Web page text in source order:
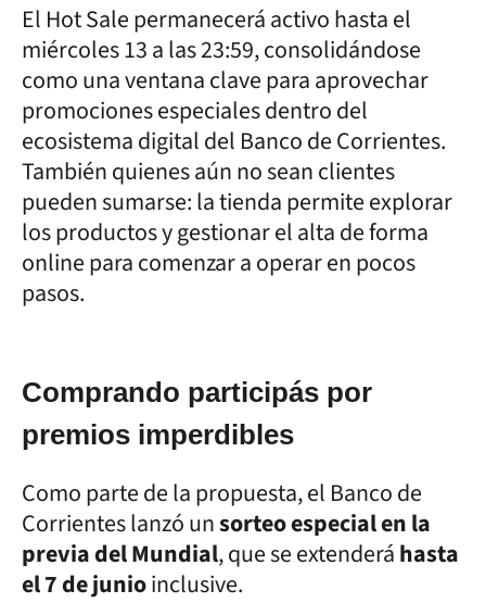
El Hot Sale permanecerá activo hasta el
miércoles 13 a las 23:59, consolidándose
como una ventana clave para aprovechar
promociones especiales dentro del
ecosistema digital del Banco de Corrientes.
También quienes aún no sean clientes
pueden sumarse: la tienda permite explorar
los productos y gestionar el alta de forma
online para comenzar a operar en pocos
pasos.
Comprando participás por
premios imperdibles
Como parte de la propuesta, el Banco de
Corrientes lanzó unsorteo especial en la
previa del Mundial, que se extenderáhasta
el 7 de junioinclusive.